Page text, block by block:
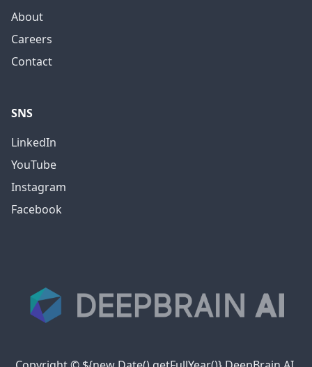
About
Careers
Contact
SNS
LinkedIn
YouTube
Instagram
Facebook